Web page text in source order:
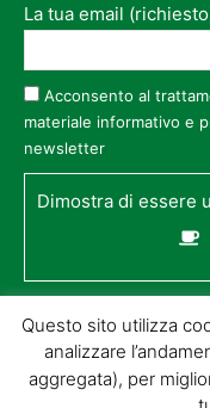
La tua email
Acconsento al
materiale informativo e
newsletter
Dimostra di essere
Questo sito utilizza
analizzare
aggregata), per